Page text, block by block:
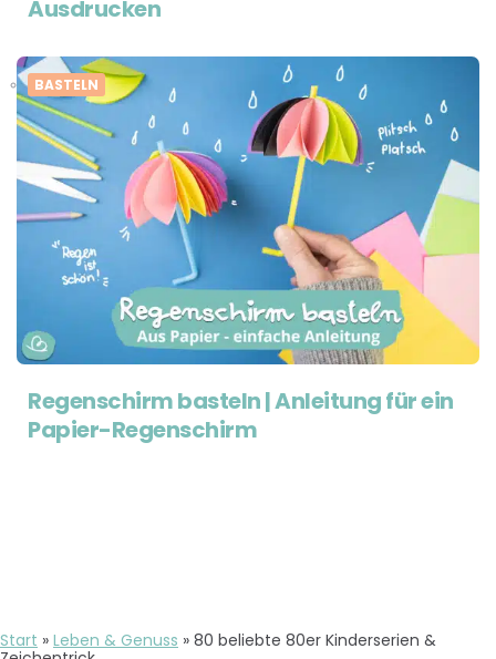
Ausdrucken
BASTELN
Regenschirm basteln | Anleitung für ein
Papier-Regenschirm
Start » Leben & Genuss » 80 beliebte 80er Kinderserien &